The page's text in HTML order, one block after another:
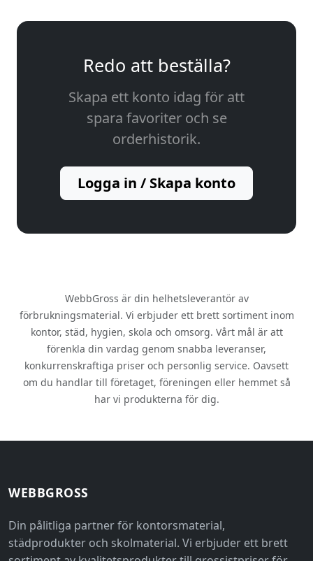
Redo att beställa?
Skapa ett konto idag för att
spara favoriter och se
orderhistorik.
Logga in / Skapa konto
WebbGross är din helhetsleverantör av
förbrukningsmaterial. Vi erbjuder ett brett sortiment inom
kontor, städ, hygien, skola och omsorg. Vårt mål är att
förenkla din vardag genom snabba leveranser,
konkurrenskraftiga priser och personlig service. Oavsett
om du handlar till företaget, föreningen eller hemmet så
har vi produkterna för dig.
WEBBGROSS
Din pålitliga partner för kontorsmaterial,
städprodukter och skolmaterial. Vi erbjuder ett brett